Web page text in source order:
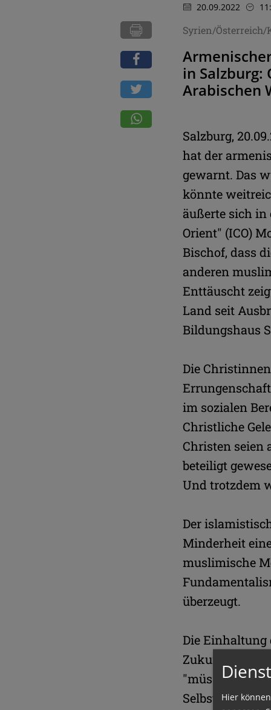
20.09.2022
Syrien/
in
Arabischen
Salzburg,
hat der
gewarnt. Das
könnte
äußerte sich
Orient" (ICO)
Bischof, dass
anderen
Enttäuscht
Land seit
Bildungshaus
Die
im sozialen
Christliche
Christen seien
beteiligt
Und trotzdem
Der
Minderheit
muslimische
überzeugt.
Die Einhaltung
Zukunft aller
"müssen wir
Hier